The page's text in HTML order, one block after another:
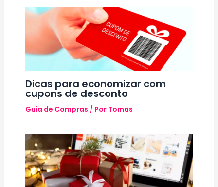
Dicas para economizar com
cupons de desconto
Guia de Compras / Por Tomas